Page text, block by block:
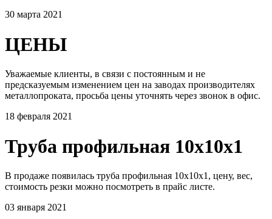
30 марта 2021
ЦЕНЫ
Уважаемые клиенты, в связи с постоянным и не
предсказуемым изменением цен на заводах производителях
металлопроката, просьба цены уточнять через звонок в офис.
18 февраля 2021
Труба профильная 10х10х1
В продаже появилась труба профильная 10х10х1, цену, вес,
стоимость резки можно посмотреть в прайс листе.
03 января 2021